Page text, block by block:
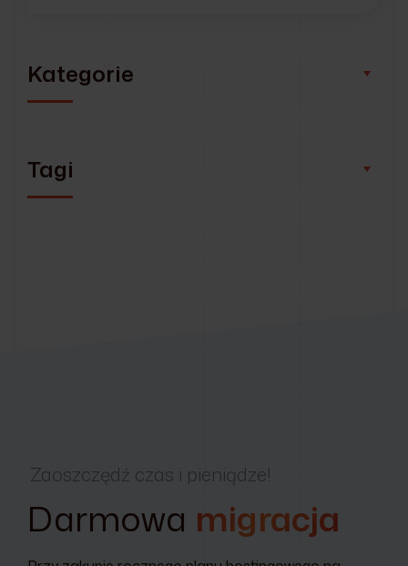
Kategorie
Tagi
Zaoszczędź czas i pieniądze!
Darmowa migracja